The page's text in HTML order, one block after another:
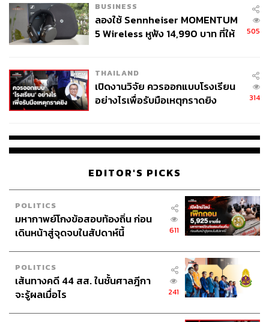
BUSINESS
ลองใช้ Sennheiser MOMENTUM
5 Wireless หูฟัง 14,990 บาท ที่ให้
505
THAILAND
เปิดงานวิจัย ควรออกแบบโรงเรียน
อย่างไรเพื่อรับมือเหตุกราดยิง
314
EDITOR'S PICKS
POLITICS
มหากาพย์โกงข้อสอบท้องถิ่น ก่อน
เดินหน้าสู่จุดจบในสัปดาห์นี้
611
POLITICS
เส้นทางคดี 44 สส. ในชั้นศาลฎีกา
จะรู้ผลเมื่อไร
241